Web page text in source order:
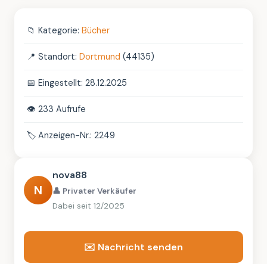
📁 Kategorie: Bücher
📍 Standort: Dortmund (44135)
📅 Eingestellt: 28.12.2025
👁️ 233 Aufrufe
🏷️ Anzeigen-Nr.: 2249
N
nova88
👤 Privater Verkäufer
Dabei seit 12/2025
✉️ Nachricht senden